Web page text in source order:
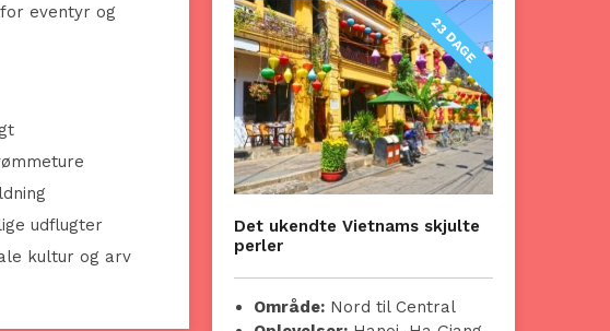
eventyr og
udflugter
kultur og arv
23 DAGE
Det ukendte Vietnams skjulte
perler
Område:Nord til Central